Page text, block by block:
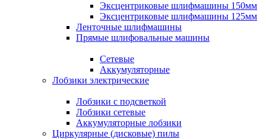
Эксцентриковые шлифмашины 150мм
Эксцентриковые шлифмашины 125мм
Ленточные шлифмашины
Прямые шлифовальные машины
Сетевые
Аккумуляторные
Лобзики электрические
Лобзики с подсветкой
Лобзики сетевые
Аккумуляторные лобзики
Циркулярные (дисковые) пилы